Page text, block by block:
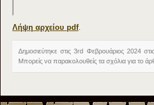
Λήψη αρχείου pdf.
Δημοσιεύτηκε στις 3rd Φεβρουάριος 2024
Μπορείς να παρακολουθείς τα σχόλια για το